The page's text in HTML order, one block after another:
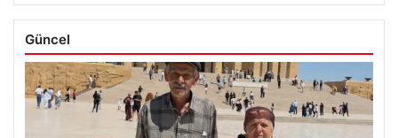
Güncel